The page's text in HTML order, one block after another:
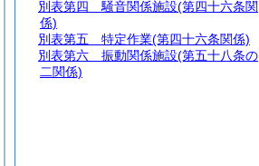
別表第四 騒音関係施設(第四十六条関
係)
別表第五 特定作業(第四十六条関係)
別表第六 振動関係施設(第五十八条の
二関係)